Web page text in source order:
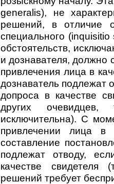
generalis), не
решений, в отличие
специального
обстоятельств,
и дознавателя,
привлечения лица в
дознаватель подлежат
допроса в качестве
других
исключительна). С
привлечении лица в
составление
подлежат отводу,
качестве свидетеля
решений требует